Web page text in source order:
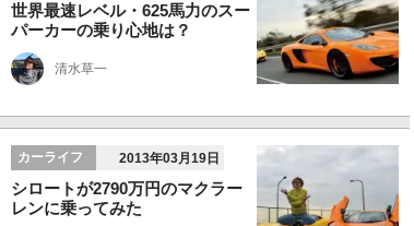
世界最速レベル・625馬力のスー
パーカーの乗り心地は？
清水草一
カーライフ 2013年03月19日
シロートが2790万円のマクラー
レンに乗ってみた